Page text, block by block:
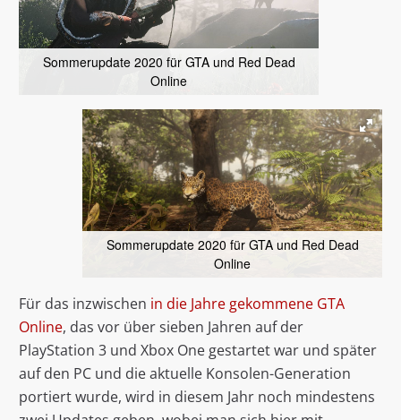
Sommerupdate 2020 für GTA und Red Dead
Online
Sommerupdate 2020 für GTA und Red Dead
Online
Für das inzwischen in die Jahre gekommene GTA
Online, das vor über sieben Jahren auf der
PlayStation 3 und Xbox One gestartet war und später
auf den PC und die aktuelle Konsolen-Generation
portiert wurde, wird in diesem Jahr noch mindestens